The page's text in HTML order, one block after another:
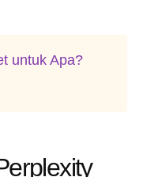
untuk Apa?